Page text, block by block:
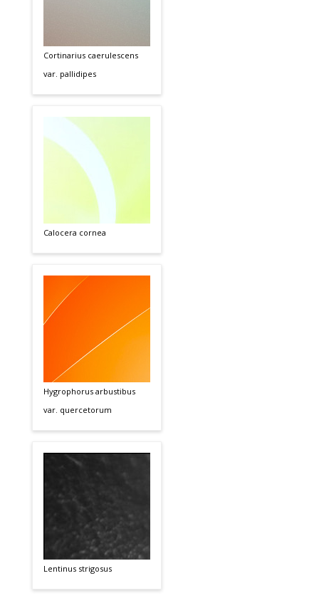
Cortinarius caerulescens
var. pallidipes
Calocera cornea
Hygrophorus arbustibus
var. quercetorum
Lentinus strigosus